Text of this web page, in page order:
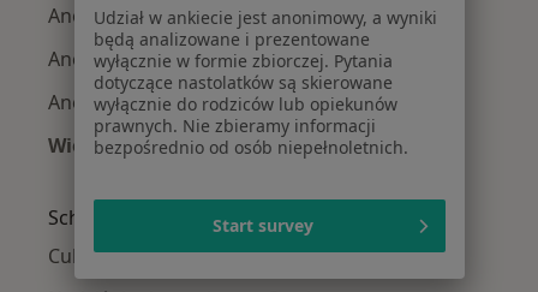
Anemia w Krapkowicach
Anemia w Nysie
Anemia w Kędzierzynie-Koźlu
Więcej (1)
Schorzenia w Opolu
Cukrzyca w Opolu
Udział w ankiecie jest anonimowy, a wyniki
będą analizowane i prezentowane
wyłącznie w formie zbiorczej. Pytania
dotyczące nastolatków są skierowane
wyłącznie do rodziców lub opiekunów
prawnych. Nie zbieramy informacji
bezpośrednio od osób niepełnoletnich.
Start survey